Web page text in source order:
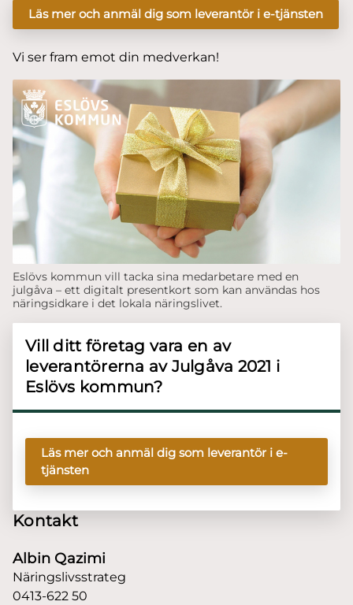
Läs mer och anmäl dig som leverantör i e-tjänsten
Vi ser fram emot din medverkan!
Eslövs kommun vill tacka sina medarbetare med en
julgåva – ett digitalt presentkort som kan användas hos
näringsidkare i det lokala näringslivet.
Vill ditt företag vara en av
leverantörerna av Julgåva 2021 i
Eslövs kommun?
Läs mer och anmäl dig som leverantör i e-
tjänsten
Kontakt
Albin Qazimi
Näringslivsstrateg
0413-622 50